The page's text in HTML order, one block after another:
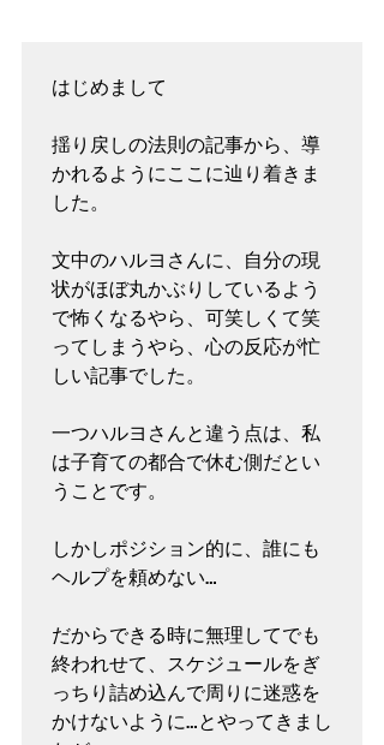
はじめまして
揺り戻しの法則の記事から、導
かれるようにここに辿り着きま
した。
文中のハルヨさんに、自分の現
状がほぼ丸かぶりしているよう
で怖くなるやら、可笑しくて笑
ってしまうやら、心の反応が忙
しい記事でした。
一つハルヨさんと違う点は、私
は子育ての都合で休む側だとい
うことです。
しかしポジション的に、誰にも
ヘルプを頼めない…
だからできる時に無理してでも
終われせて、スケジュールをぎ
っちり詰め込んで周りに迷惑を
かけないように…とやってきまし